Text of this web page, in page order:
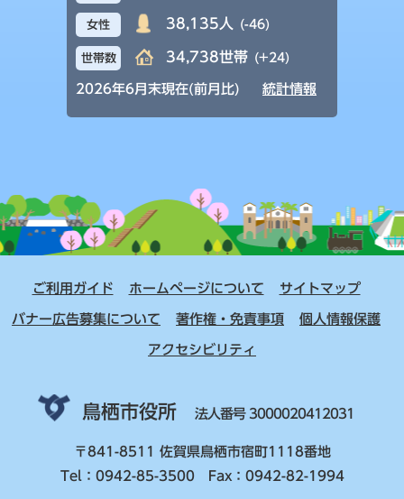
女性 38,135人 (-46)
世帯数 34,738世帯 (+24)
2026年6月末現在(前月比) 統計情報
ご利用ガイド ホームページについて サイトマップ
バナー広告募集について 著作権・免責事項 個人情報保護
アクセシビリティ
鳥栖市役所 法人番号 3000020412031
〒841-8511 佐賀県鳥栖市宿町1118番地
Tel：0942-85-3500 Fax：0942-82-1994